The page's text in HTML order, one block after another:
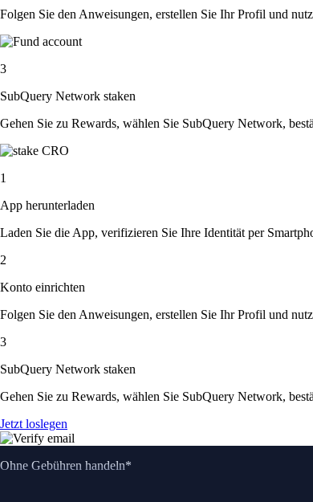
Folgen Sie den Anweisungen, erstellen Sie Ihr Profil und
3
SubQuery Network staken
Gehen Sie zu Rewards, wählen Sie SubQuery Network,
1
App herunterladen
Laden Sie die App, verifizieren Sie Ihre Identität per
2
Konto einrichten
Folgen Sie den Anweisungen, erstellen Sie Ihr Profil und
3
SubQuery Network staken
Gehen Sie zu Rewards, wählen Sie SubQuery Network,
Jetzt loslegen
Ohne Gebühren handeln*